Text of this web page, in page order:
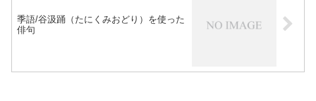
季語/谷汲踊（たにくみおどり）を使った
俳句